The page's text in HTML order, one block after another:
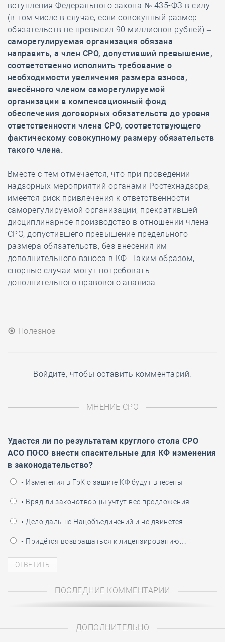
вступления Федерального закона № 435-ФЗ в силу
(в том числе в случае, если совокупный размер
обязательств не превысил 90 миллионов рублей) –
саморегулируемая организация обязана
направить, а член СРО, допустивший превышение,
соответственно исполнить требование о
необходимости увеличения размера взноса,
внесённого членом саморегулируемой
организации в компенсационный фонд
обеспечения договорных обязательств до уровня
ответственности члена СРО, соответствующего
фактическому совокупному размеру обязательств
такого члена.
Вместе с тем отмечается, что при проведении
надзорных мероприятий органами Ростехнадзора,
имеется риск привлечения к ответственности
саморегулируемой организации, прекратившей
дисциплинарное производство в отношении члена
СРО, допустившего превышение предельного
размера обязательств, без внесения им
дополнительного взноса в КФ. Таким образом,
спорные случаи могут потребовать
дополнительного правового анализа.
Полезное
Войдите, чтобы оставить комментарий.
МНЕНИЕ СРО
Удастся ли по результатам круглого стола СРО
АСО ПОСО внести спасительные для КФ изменения
в законодательство?
• Изменения в ГрК о защите КФ будут внесены
• Вряд ли законотворцы учтут все предложения
• Дело дальше Нацобъединений и не двинется
• Придётся возвращаться к лицензированию…
ПОСЛЕДНИЕ КОММЕНТАРИИ
ДОПОЛНИТЕЛЬНО